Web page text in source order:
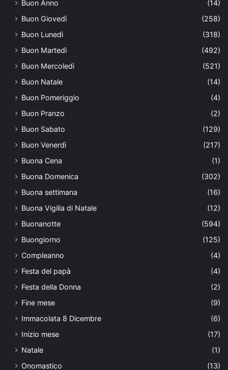
Buon Anno
(14)
Buon Giovedì
(258)
Buon Lunedì
(318)
Buon Martedì
(492)
Buon Mercoledì
(521)
Buon Natale
(14)
Buon Pomeriggio
(4)
Buon Pranzo
(2)
Buon Sabato
(129)
Buon Venerdì
(217)
Buona Cena
(1)
Buona Domenica
(302)
Buona settimana
(16)
Buona Vigilia di Natale
(12)
Buonanotte
(594)
Buongiorno
(125)
Compleanno
(4)
Festa del papà
(4)
Festa della Donna
(2)
Fine mese
(9)
Immacolata 8 Dicembre
(6)
Inizio mese
(17)
Natale
(1)
Onomastico
(13)